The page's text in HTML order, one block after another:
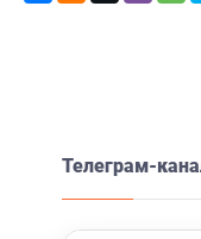
Телеграм-
приходит. А
происходит